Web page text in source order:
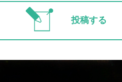
投稿する